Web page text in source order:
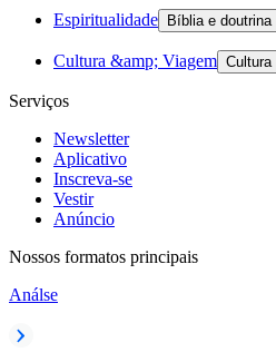
Espiritualidade Bíblia e doutrina
Cultura &amp; Viagem Cultura
Serviços
Newsletter
Aplicativo
Inscreva-se
Vestir
Anúncio
Nossos formatos principais
Análse